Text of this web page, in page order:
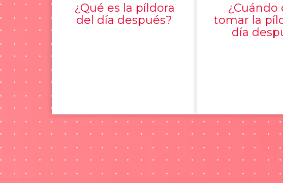
¿Qué es la píldora
del día después?
¿Cuándo
tomar la
día